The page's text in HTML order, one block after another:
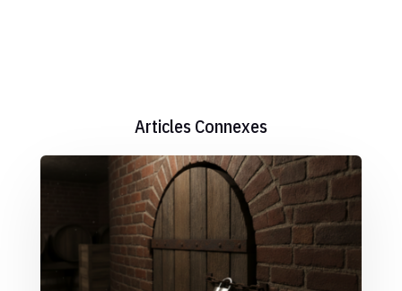
Articles Connexes